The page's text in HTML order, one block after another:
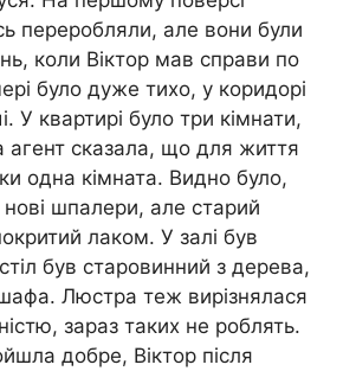
переробляли, але вони були
коли Віктор мав справи по
було дуже тихо, у коридорі
У квартирі було три кімнати,
агент сказала, що для життя
одна кімната. Видно було,
шпалери, але старий
лаком. У залі був
був старовинний з дерева,
Люстра теж вирізнялася
зараз таких не роблять.
добре, Віктор після